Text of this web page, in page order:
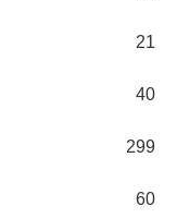
21
40
299
60